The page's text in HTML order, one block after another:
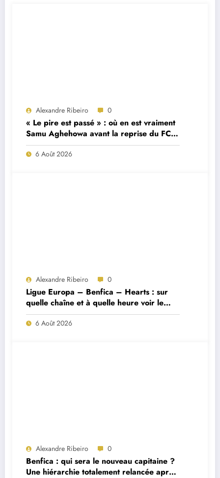
Alexandre Ribeiro 0
« Le pire est passé » : où en est vraiment
Samu Aghehowa avant la reprise du FC
Porto ?
6 Août 2026
Alexandre Ribeiro 0
Ligue Europa – Benfica – Hearts : sur
quelle chaîne et à quelle heure voir le
match ?
6 Août 2026
Alexandre Ribeiro 0
Benfica : qui sera le nouveau capitaine ?
Une hiérarchie totalement relancée après